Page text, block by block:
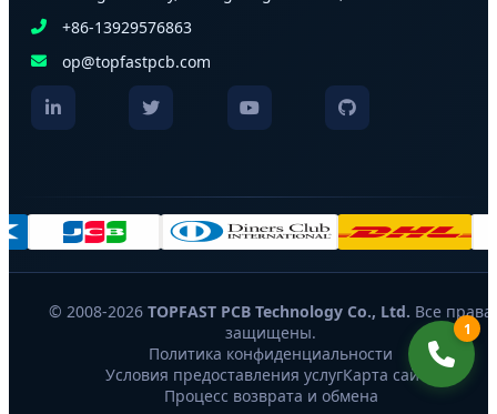
+86-13929576863
op@topfastpcb.com
© 2008-2026 TOPFAST PCB Technology Co., Ltd. Все права
защищены.
Политика конфиденциальности
Условия предоставления услугКарта сайта
Процесс возврата и обмена
1